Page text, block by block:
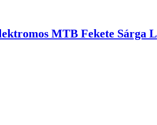
MTB Fekete Sárga L